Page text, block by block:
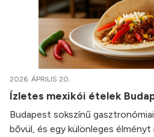
2026. ÁPRILIS 20.
Ízletes mexikói ételek
Budapest sokszínű
bővül, és egy különleges